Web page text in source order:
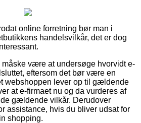
online forretning bør man i
handelsvilkår, det er dog
måske være at undersøge hvorvidt e-
eftersom det bør være en
webshoppen lever op til gældende
at e-firmaet nu og da vurderes af
gældende vilkår. Derudover
assistance, hvis du bliver udsat for
shopping.